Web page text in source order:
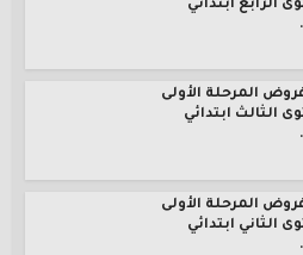
الرابع ابتدائي
المرحلة الأولى
الثالث ابتدائي
المرحلة الأولى
الثاني ابتدائي